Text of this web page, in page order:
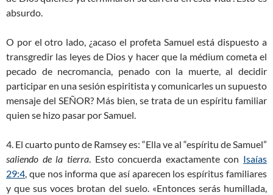
absurdo.
O por el otro lado, ¿acaso el profeta Samuel está dispuesto a
transgredir las leyes de Dios y hacer que la médium cometa el
pecado de necromancia, penado con la muerte, al decidir
participar en una sesión espiritista y comunicarles un supuesto
mensaje del SEÑOR? Más bien, se trata de un espíritu familiar
quien se hizo pasar por Samuel.
4. El cuarto punto de Ramsey es: “Ella ve al “espíritu de Samuel”
saliendo de la tierra. Esto concuerda exactamente con Isaías
29:4, que nos informa que así aparecen los espíritus familiares
y que sus voces brotan del suelo. «Entonces serás humillada,